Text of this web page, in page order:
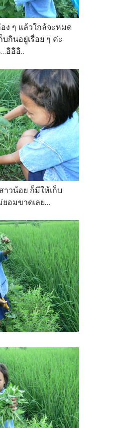
อง ๆ แล้วใกล้จะหมด
กินอยู่เรื่อย ๆ ค่ะ
อิอิอิ..
าวน้อย ก็มีให้เก็บ
อมขาดเลย...